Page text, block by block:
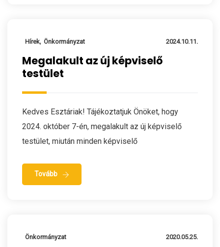
Hírek, Önkormányzat 2024.10.11.
Megalakult az új képviselő
testület
Kedves Esztáriak! Tájékoztatjuk Önöket, hogy
2024. október 7-én, megalakult az új képviselő
testület, miután minden képviselő
Tovább
Önkormányzat 2020.05.25.